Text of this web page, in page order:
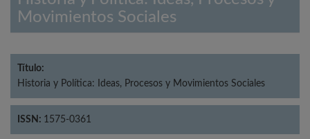
Movimientos Sociales
Título:
Historia y Política: Ideas, Procesos y Movimientos Sociales
ISSN: 1575-0361